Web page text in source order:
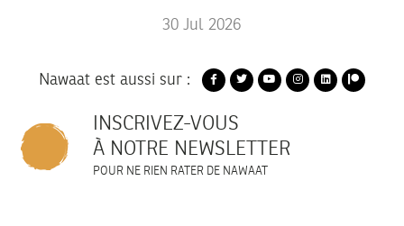
30 Jul 2026
Nawaat est aussi sur :
INSCRIVEZ-VOUS
À NOTRE NEWSLETTER
POUR NE RIEN RATER DE NAWAAT